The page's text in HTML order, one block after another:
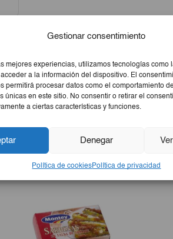
Gestionar consentimiento
mejores experiencias, utilizamos tecnologías como
a la información del dispositivo. El
permitirá procesar datos como el comportamiento
únicas en este sitio. No consentir o retirar el
a ciertas características y funciones.
Denegar
Política de cookiesPolítica de privacidad